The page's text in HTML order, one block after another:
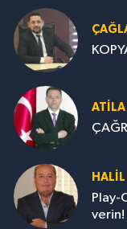
ATILA
HALIL
Play-
verin!